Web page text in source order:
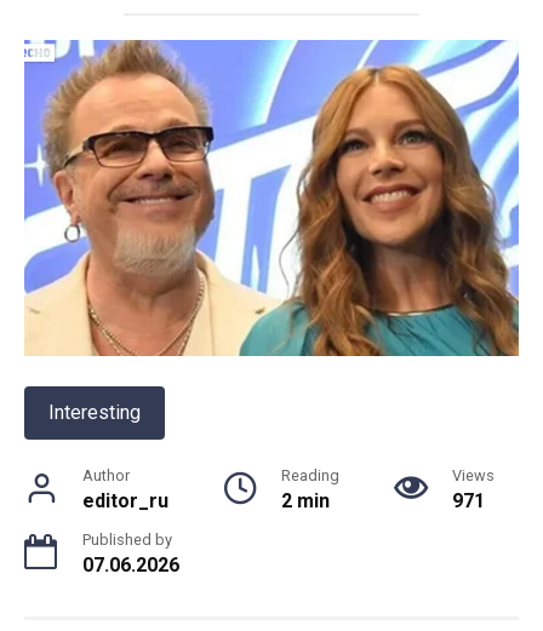
Interesting
Author
editor_ru
Reading
2 min
Views
971
Published by
07.06.2026